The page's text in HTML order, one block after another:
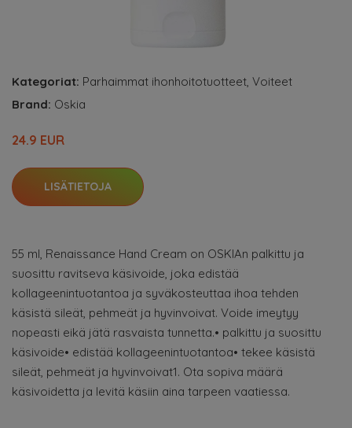
Kategoriat: Parhaimmat ihonhoitotuotteet, Voiteet
Brand: Oskia
24.9 EUR
LISÄTIETOJA
55 ml, Renaissance Hand Cream on OSKIAn palkittu ja
suosittu ravitseva käsivoide, joka edistää
kollageenintuotantoa ja syväkosteuttaa ihoa tehden
käsistä sileät, pehmeät ja hyvinvoivat. Voide imeytyy
nopeasti eikä jätä rasvaista tunnetta.• palkittu ja suosittu
käsivoide• edistää kollageenintuotantoa• tekee käsistä
sileät, pehmeät ja hyvinvoivat1. Ota sopiva määrä
käsivoidetta ja levitä käsiin aina tarpeen vaatiessa.